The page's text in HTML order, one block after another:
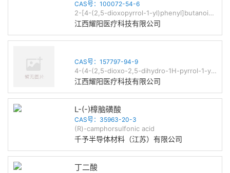
CAS号：100072-54-6
2-[4-(2,5-dioxopyrrol-1-yl)phenyl]butanoic acid
江西耀阳医疗科技有限公司
CAS号：157797-94-9
4-(4-(2,5-dioxo-2,5-dihydro-1H-pyrrol-1-yl)phenyl)butanehydrazide
江西耀阳医疗科技有限公司
L-(-)樟脑磺酸
CAS号：35963-20-3
(R)-camphorsulfonic acid
千予半导体材料（江苏）有限公司
丁二酸